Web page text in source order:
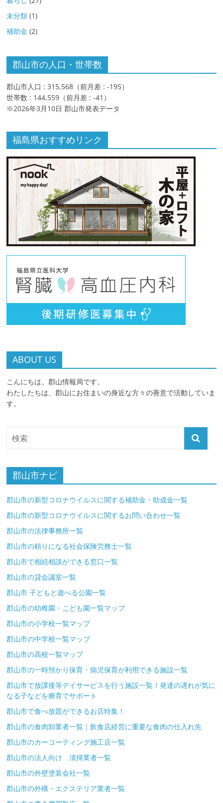
未分類 (1)
補助金 (2)
郡山市の人口・世帯数
郡山市人口 : 315,568（前月差 : -195）
世帯数 : 144,559（前月差 : -41）
※2026年3月10日 郡山市発表データ
福島県おすすめリンク
ABOUT US
こんにちは。郡山情報局です。
わたしたちは、郡山にお住まいの身近な方々の善意で活動していま
す。
郡山市ナビ
郡山市の新型コロナウイルスに関する補助金・助成金一覧
郡山市の新型コロナウイルスに関するお問い合わせ一覧
郡山市の法律事務所一覧
郡山市の頼りになる社会保険労務士一覧
郡山市で相続相談ができる窓口一覧
郡山市の貸会議室一覧
郡山市 子どもと遊べる公園一覧
郡山市の幼稚園・こども園一覧マップ
郡山市の小学校一覧マップ
郡山市の中学校一覧マップ
郡山市の高校一覧マップ
郡山市の一時預かり保育・病児保育が利用できる施設一覧
郡山市で放課後等デイサービスを行う施設一覧！発達の遅れが気に
なる子などを療育でサポート
郡山市で食べ放題ができるお店特集！
郡山市の食肉卸業者一覧｜飲食店経営に重要な食肉の仕入れ先
郡山市のカーコーティング施工店一覧
郡山市の法人向け 清掃業者一覧
郡山市の外壁塗装会社一覧
郡山市の外構・エクステリア業者一覧